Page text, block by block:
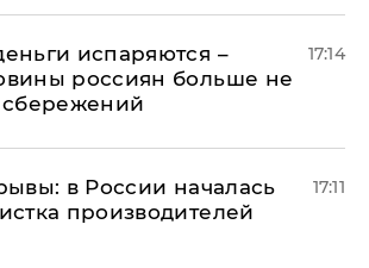
испаряются –
россиян больше не
сбережений
17:14
в России началась
производителей
17:11